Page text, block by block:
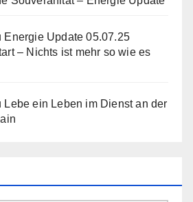
Energie Update 05.07.25
– Nichts ist mehr so wie es
Lebe ein Leben im Dienst an der